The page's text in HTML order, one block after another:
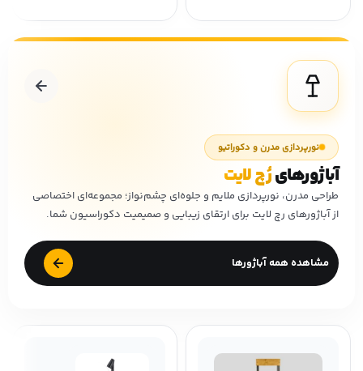
نورپردازی مدرن و دکوراتیو
آباژورهایرُچ لایت
طراحی مدرن، نورپردازی ملایم و جلوه‌ای چشم‌نواز؛ مجموعه‌ای اختصاصی
از آباژورهای رچ لایت برای ارتقای زیبایی و صمیمیت دکوراسیون شما.
مشاهده همه آباژورها